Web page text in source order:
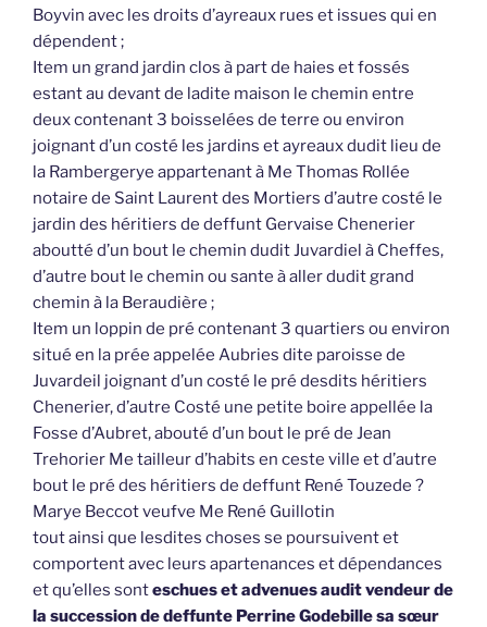
Boyvin avec les droits d’ayreaux rues et issues qui en
dépendent ;
Item un grand jardin clos à part de haies et fossés
estant au devant de ladite maison le chemin entre
deux contenant 3 boisselées de terre ou environ
joignant d’un costé les jardins et ayreaux dudit lieu de
la Rambergerye appartenant à Me Thomas Rollée
notaire de Saint Laurent des Mortiers d’autre costé le
jardin des héritiers de deffunt Gervaise Chenerier
aboutté d’un bout le chemin dudit Juvardiel à Cheffes,
d’autre bout le chemin ou sante à aller dudit grand
chemin à la Beraudière ;
Item un loppin de pré contenant 3 quartiers ou environ
situé en la prée appelée Aubries dite paroisse de
Juvardeil joignant d’un costé le pré desdits héritiers
Chenerier, d’autre Costé une petite boire appellée la
Fosse d’Aubret, abouté d’un bout le pré de Jean
Trehorier Me tailleur d’habits en ceste ville et d’autre
bout le pré des héritiers de deffunt René Touzede ?
Marye Beccot veufve Me René Guillotin
tout ainsi que lesdites choses se poursuivent et
comportent avec leurs apartenances et dépendances
et qu’elles sonteschues et advenues audit vendeur de
la succession de deffunte Perrine Godebille sa sœur